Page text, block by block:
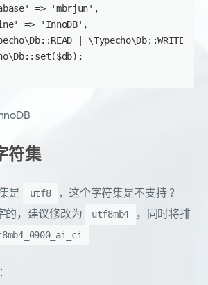
=> 'mbrjun' ,
=> 'InnoDB' ,
::READ \Typecho\Db::WRITE
:: set($db);
符集
是 utf8
，这个字符集是不支持 ?
的，建议修改为
utf8mb4
，同时将排